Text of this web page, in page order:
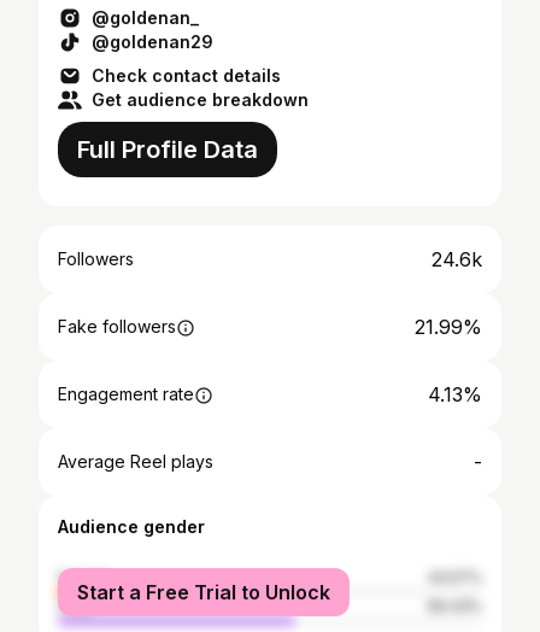
@goldenan_
@goldenan29
Check contact details
Get audience breakdown
Full Profile Data
Followers 24.6k
Fake followers 21.99%
Engagement rate 4.13%
Average Reel plays -
Audience gender
female
male
Start a Free Trial to Unlock